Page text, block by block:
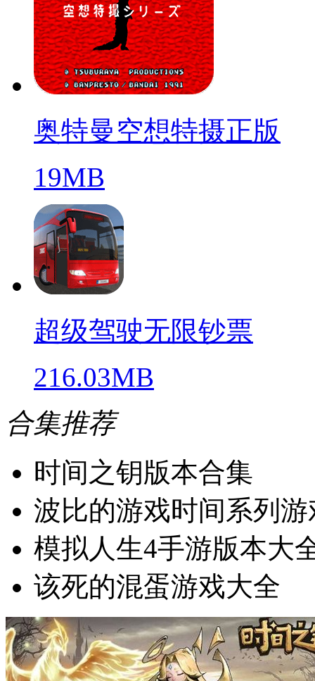
奥特曼空想特摄正版
19MB
超级驾驶无限钞票
216.03MB
合集推荐
时间之钥版本合集
波比的游戏时间系列
模拟人生4手游版本大
该死的混蛋游戏大全